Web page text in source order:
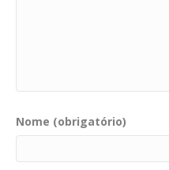
Nome (obrigatório)